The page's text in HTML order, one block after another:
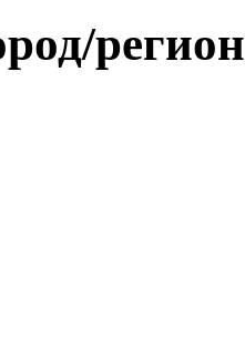
регион